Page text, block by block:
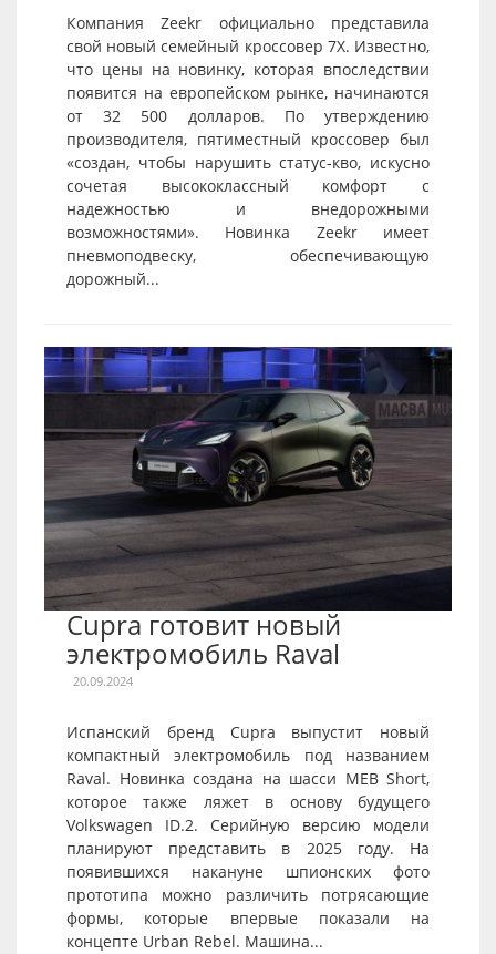
Компания Zeekr официально представила
свой новый семейный кроссовер 7X. Известно,
что цены на новинку, которая впоследствии
появится на европейском рынке, начинаются
от 32 500 долларов. По утверждению
производителя, пятиместный кроссовер был
«создан, чтобы нарушить статус-кво, искусно
сочетая высококлассный комфорт с
надежностью и внедорожными
возможностями». Новинка Zeekr имеет
пневмоподвеску, обеспечивающую
дорожный...
Cupra готовит новый
электромобиль Raval
20.09.2024
Испанский бренд Cupra выпустит новый
компактный электромобиль под названием
Raval. Новинка создана на шасси MEB Short,
которое также ляжет в основу будущего
Volkswagen ID.2. Серийную версию модели
планируют представить в 2025 году. На
появившихся накануне шпионских фото
прототипа можно различить потрясающие
формы, которые впервые показали на
концепте Urban Rebel. Машина...